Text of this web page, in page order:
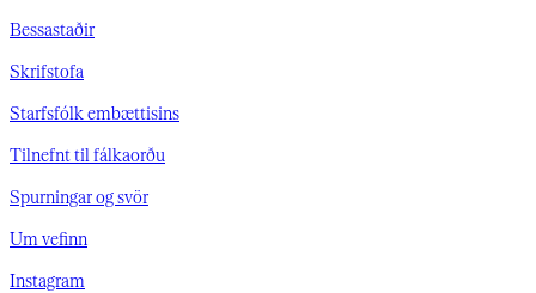
Bessastaðir
Skrifstofa
Starfsfólk embættisins
Tilnefnt til fálkaorðu
Spurningar og svör
Um vefinn
Instagram